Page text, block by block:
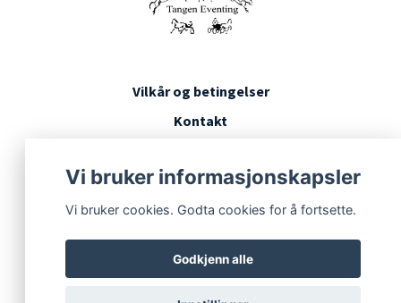
Vilkår og betingelser
Kontakt
Vi bruker informasjonskapsler
Vi bruker cookies. Godta cookies for å fortsette.
Godkjenn alle